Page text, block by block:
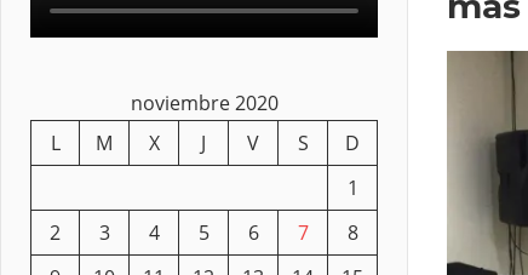
noviembre 2020
L
M X J V S
D
1
2
3 4 5 6 7
8